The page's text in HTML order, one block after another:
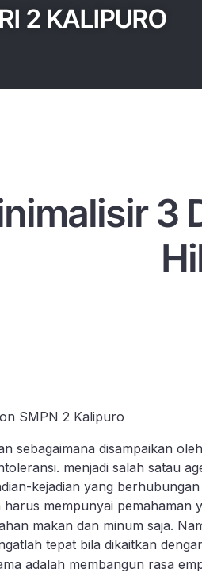
2 KALIPURO
3
SMPN 2 Kalipuro
sebagaimana disampaikan
menjadi salah satau
kejadian yang
mempunyai pemahaman
makan dan minum saja.
tepat bila dikaitkan
adalah membangun rasa